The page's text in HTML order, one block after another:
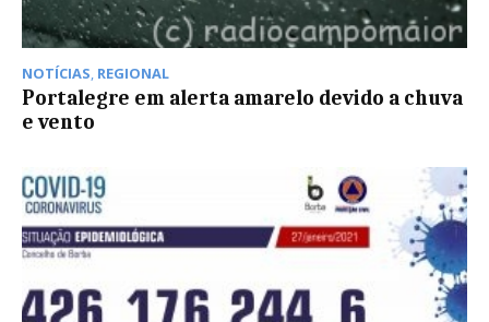
NOTÍCIAS, REGIONAL
Portalegre em alerta amarelo devido a chuva
e vento